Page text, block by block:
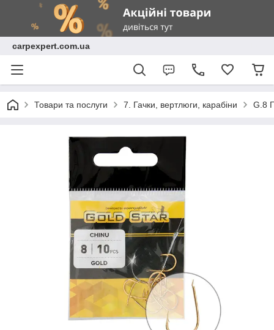
carpexpert.com.ua
Товари та послуги 7. Гачки, вертлюги, карабіни G.8